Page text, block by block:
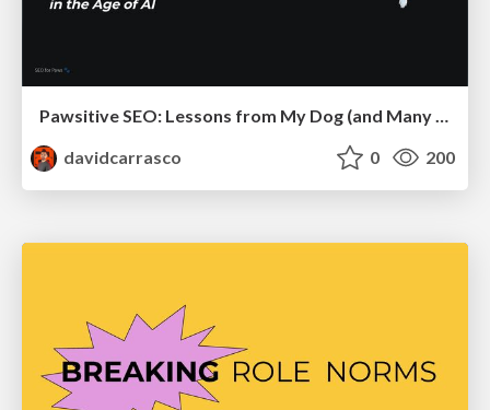
Pawsitive SEO: Lessons from My Dog (and Many Mistakes) on Thriving as a Consultant in the Age of AI
davidcarrasco
0 200